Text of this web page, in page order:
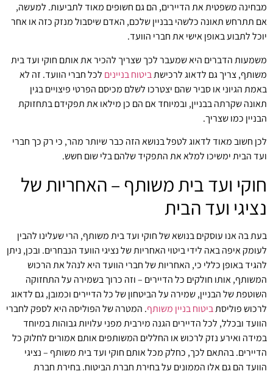
מבחינה משפטית את הדיירים, הם גם חשופים מאוד לתביעות. למעשה,
אם תתרחש תאונה כלשהי בבניין שלכם, האדם שיסבול מנזק כזה או אחר
יוכל לתבוע באופן אישי את חברי הוועד.
משמעות הדברים היא שמעבר לכך שצריך להכיר את אותם חוקי ועד בית
משותף, צריך גם לדאוג לרכישתביטוח בניינים לכל חברי הוועד. זה לא
באמת הגיוני או סביר שהם יצטרכו לשלם מכיסם הפרטי פיצויים בגין
תאונה שקרתה בבניין, ובמיוחד אם הם כן מילאו את תפקידם בתחזוקת
הבניין כמו שצריך.
לכן חשוב מאוד לדאוג לטפל בנושא הזה כבר שיותר מהר, כי רק כך חברי
ועד הבית ימשיכו למלא את התפקיד שלהם בלי שום חשש.
חוקי ועד בית משותף – האחריות של
נציגי ועד הבית
בעת בה אנו עוסקים בנושא של חוקי ועד בית משותף, הרי שעלינו להבין
לעומק איפה באה לידי ביטוי האחריות של נציגי הוועד הנבחרים. ובכן, ניתן
להגיד באופן כללי כי, האחריות של חברי הוועד היא לנהל את הרכוש
המשותף, אותו חולקים כל הדיירים – וזה כרוך בשמירה על התחזוקה
השוטפת של הבניין, שמירה על הביטחון של כל הדיירים וכמובן, גם לדאוג
לרכוש פוליסתביטוח בניין משותף. המטרה של הפוליסה היא לספק לחברי
הוועד ובכלל, לכל הדיירים הגנה מירבית מפני עלויות גבוהות במיוחד
במידה ואירע נזק לרכוש או החללים המשותפים אותם אמורים לחלוק כל
הדיירים. בהתאם לכך, כחלק מכל אותם חוקי ועד בית משותף – נציגי
הוועד הם גם אלו הממונים על בחירת חברת הביטוח. בחירת חברת